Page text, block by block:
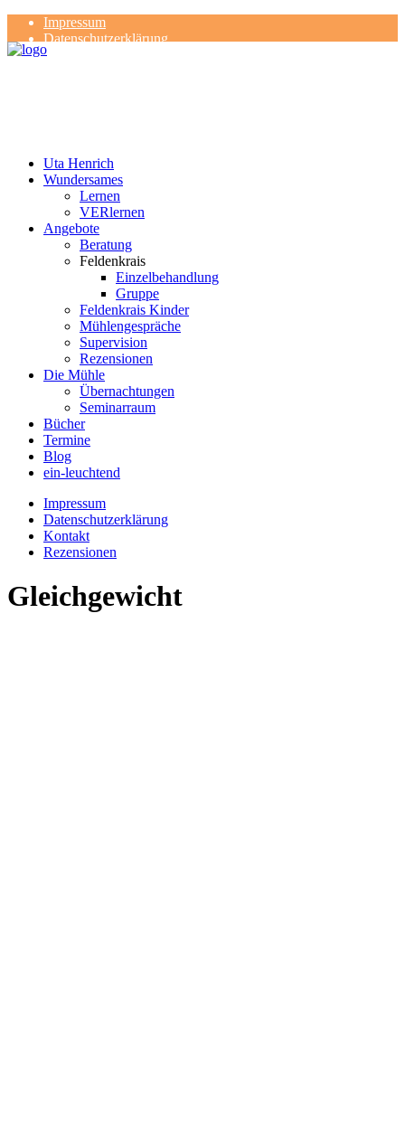
Impressum
Datenschutzerklärung
Kontakt
Uta Henrich
Wundersames
Lernen
VERlernen
Angebote
Beratung
Feldenkrais
Einzelbehandlung
Gruppe
Feldenkrais Kinder
Mühlengespräche
Supervision
Rezensionen
Die Mühle
Übernachtungen
Seminarraum
Bücher
Termine
Blog
ein-leuchtend
Impressum
Datenschutzerklärung
Kontakt
Rezensionen
Gleichgewicht